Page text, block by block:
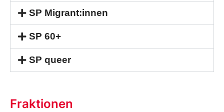
SP Migrant:innen
SP 60+
SP queer
Fraktionen